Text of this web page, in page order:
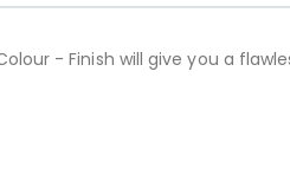
- Finish will give you a